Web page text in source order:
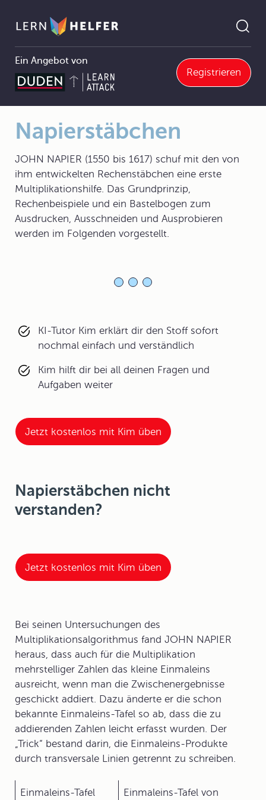
Ein Angebot von
Registrieren
Pfadnavigation
10 Rechenhilfsmittel 10.1 Geschichtlicher Abriss Napierstäbchen
Napierstäbchen
JOHN NAPIER (1550 bis 1617) schuf mit den von
ihm entwickelten Rechenstäbchen eine erste
Multiplikationshilfe. Das Grundprinzip,
Rechenbeispiele und ein Bastelbogen zum
Ausdrucken, Ausschneiden und Ausprobieren
werden im Folgenden vorgestellt.
KI-Tutor Kim erklärt dir den Stoff sofort
nochmal einfach und verständlich
Kim hilft dir bei all deinen Fragen und
Aufgaben weiter
Jetzt kostenlos mit Kim üben
Napierstäbchen nicht
verstanden?
Jetzt kostenlos mit Kim üben
Bei seinen Untersuchungen des
Multiplikationsalgorithmus fand JOHN NAPIER
heraus, dass auch für die Multiplikation
mehrstelliger Zahlen das kleine Einmaleins
ausreicht, wenn man die Zwischenergebnisse
geschickt addiert. Dazu änderte er die schon
bekannte Einmaleins-Tafel so ab, dass die zu
addierenden Zahlen leicht erfasst wurden. Der
„Trick“ bestand darin, die Einmaleins-Produkte
durch transversale Linien getrennt zu schreiben.
Einmaleins-Tafel Einmaleins-Tafel von